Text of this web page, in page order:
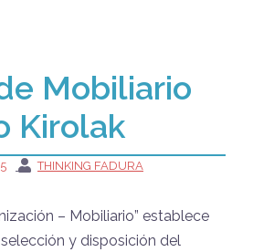
Mobiliario
Kirolak
THINKING FADURA
– Mobiliario” establece
y disposición del